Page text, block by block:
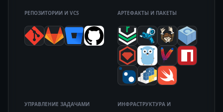
РЕПОЗИТОРИИ И VCS АРТЕФАКТЫ И ПАКЕТЫ
УПРАВЛЕНИЕ ЗАДАЧАМИ
ИНФРАСТРУКТУРА И